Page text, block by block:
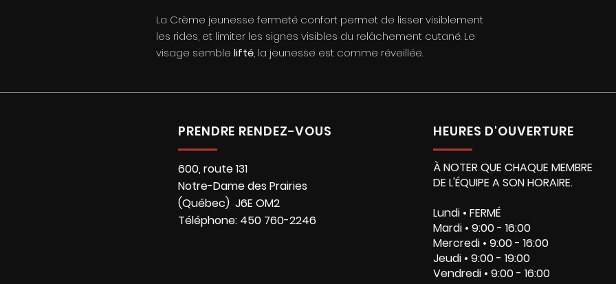
La Crème jeunesse fermeté confort permet de lisser visiblement
les rides, et limiter les signes visibles du relâchement cutané. Le
visage semble lifté, la jeunesse est comme réveillée.
PRENDRE RENDEZ-VOUS
600, route 131
Notre-Dame des Prairies
(Québec) J6E OM2
Téléphone: 450 760-2246
HEURES D'OUVERTURE
À NOTER QUE CHAQUE MEMBRE
DE L'ÉQUIPE A SON HORAIRE.
Lundi • FERMÉ
Mardi • 9:00 - 16:00
Mercredi • 9:00 - 16:00
Jeudi • 9:00 - 19:00
Vendredi • 9:00 - 16:00